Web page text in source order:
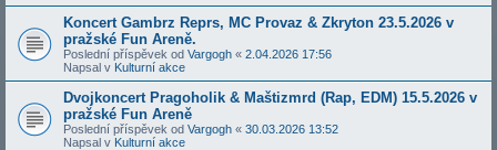
Koncert Gambrz Reprs, MC Provaz & Zkryton 23.5.2026 v
pražské Fun Areně.
Poslední příspěvek od Vargogh « 2.04.2026 17:56
Napsal v Kulturní akce
Dvojkoncert Pragoholik & Maštizmrd (Rap, EDM) 15.5.2026 v
pražské Fun Areně
Poslední příspěvek od Vargogh « 30.03.2026 13:52
Napsal v Kulturní akce